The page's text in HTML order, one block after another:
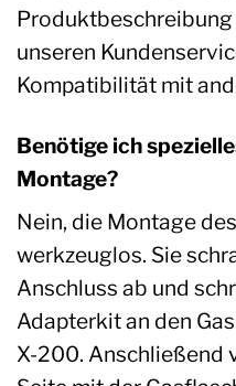
unseren
Kompatibilität mit
Benötige ich
Montage?
Nein, die Montage
werkzeuglos. Sie
Anschluss ab und
Adapterkit an den
X-200. Anschließend